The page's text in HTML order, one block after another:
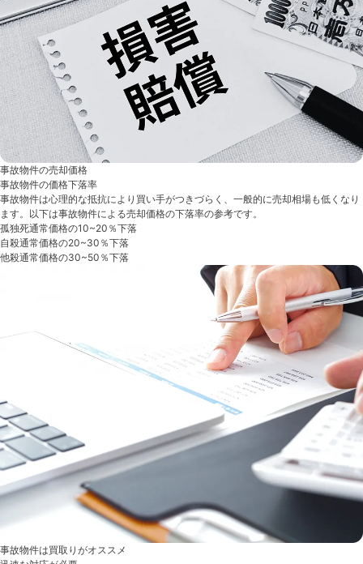
事故物件の売却価格
事故物件の価格下落率
事故物件は心理的な抵抗により買い手がつきづらく、一般的に売却相場も低くなり
ます。以下は事故物件による売却価格の下落率の参考です。
孤独死通常価格の10~20％下落
自殺通常価格の20~30％下落
他殺通常価格の30~50％下落
事故物件は買取りがオススメ